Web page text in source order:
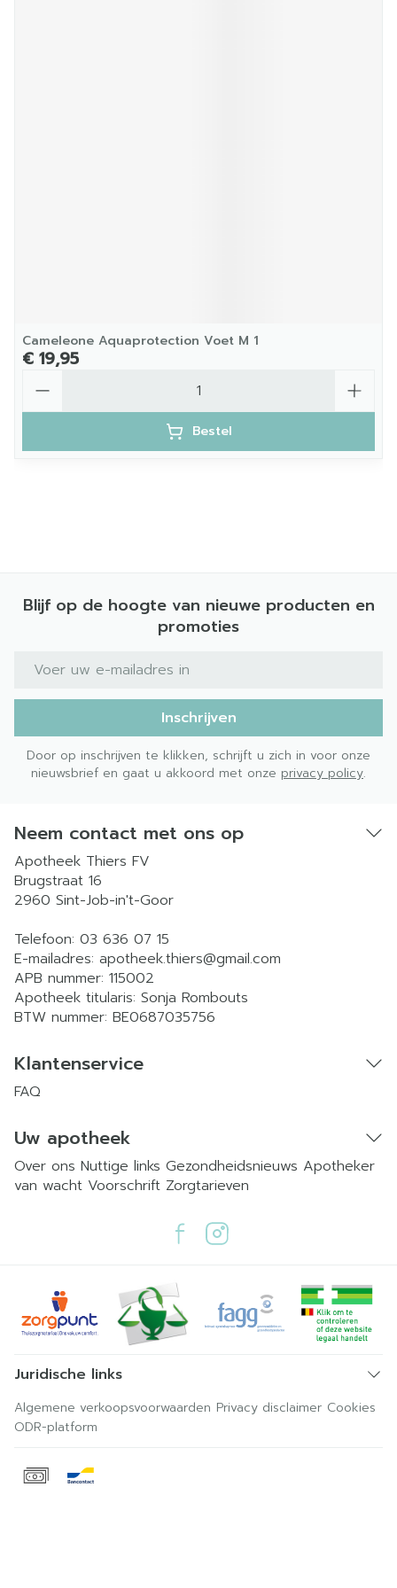
Cameleone Aquaprotection Voet M 1
€ 19,95
Bestel
Blijf op de hoogte van nieuwe producten en
promoties
E-mail adres
Inschrijven
Door op inschrijven te klikken, schrijft u zich in voor onze
nieuwsbrief en gaat u akkoord met onze privacy policy.
Neem contact met ons op
Apotheek Thiers FV
Brugstraat 16
2960 Sint-Job-in't-Goor
Telefoon: 03 636 07 15
E-mailadres: apotheek.thiers@gmail.com
APB nummer: 115002
Apotheek titularis: Sonja Rombouts
BTW nummer: BE0687035756
Klantenservice
FAQ
Uw apotheek
Over ons Nuttige links Gezondheidsnieuws Apotheker
van wacht Voorschrift Zorgtarieven
Juridische links
Algemene verkoopsvoorwaarden Privacy disclaimer Cookies
ODR-platform